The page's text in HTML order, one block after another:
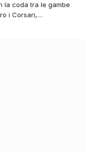
la coda tra le gambe
i Corsari,…